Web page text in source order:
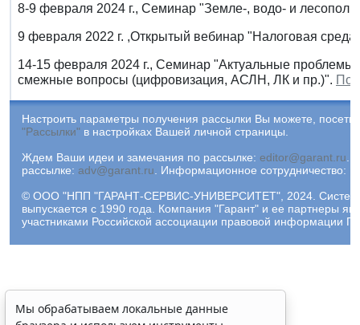
8-9 февраля 2024 г., Семинар "Земле-, водо- и
9 февраля 2022 г. ,Открытый вебинар "Налоговая среда
14-15 февраля 2024 г., Семинар "Актуальные проблемы
смежные вопросы (цифровизация, АСЛН, ЛК и пр.)".
Настроить параметры получения рассылки Вы можете,
"Рассылки" в настройках Вашей личной страницы.
Ждем Ваши идеи и замечания по рассылке: editor@garant.ru
рассылке: adv@garant.ru Информационное сотрудничество:
© ООО "НПП "ГАРАНТ-СЕРВИС-УНИВЕРСИТЕТ", 2024.
выпускается с 1990 года. Компания "Гарант" и ее партнеры
участниками Российской ассоциации правовой информации
Мы обрабатываем локальные данные